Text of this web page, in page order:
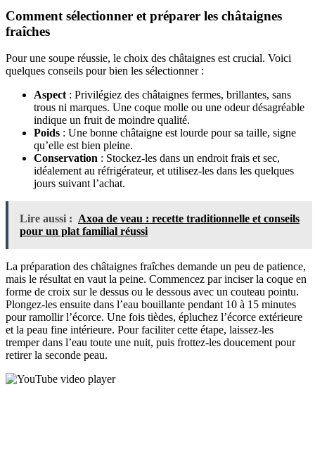
Comment sélectionner et préparer les châtaignes
fraîches
Pour une soupe réussie, le choix des châtaignes est crucial. Voici
quelques conseils pour bien les sélectionner :
Aspect: Privilégiez des châtaignes fermes, brillantes, sans
trous ni marques. Une coque molle ou une odeur désagréable
indique un fruit de moindre qualité.
Poids : Une bonne châtaigne est lourde pour sa taille, signe
qu’elle est bien pleine.
Conservation : Stockez-les dans un endroit frais et sec,
idéalement au réfrigérateur, et utilisez-les dans les quelques
jours suivant l’achat.
Lire aussi : Axoa de veau : recette traditionnelle et conseils
pour un plat familial réussi
La préparation des châtaignes fraîches demande un peu de patience,
mais le résultat en vaut la peine. Commencez par inciser la coque en
forme de croix sur le dessus ou le dessous avec un couteau pointu.
Plongez-les ensuite dans l’eau bouillante pendant 10 à 15 minutes
pour ramollir l’écorce. Une fois tièdes, épluchez l’écorce extérieure
et la peau fine intérieure. Pour faciliter cette étape, laissez-les
tremper dans l’eau toute une nuit, puis frottez-les doucement pour
retirer la seconde peau.